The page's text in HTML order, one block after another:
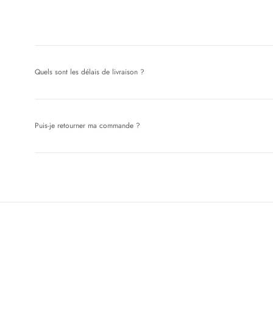
Quels sont les délais de livraison ?
Puis-je retourner ma commande ?